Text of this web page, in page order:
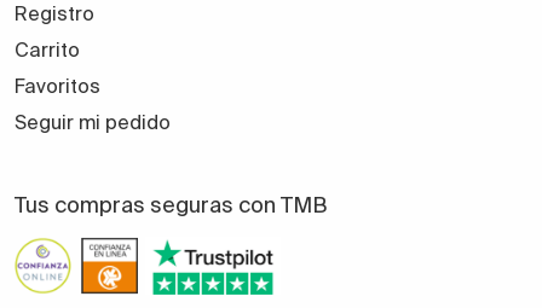
Registro
Carrito
Favoritos
Seguir mi pedido
Tus compras seguras con TMB